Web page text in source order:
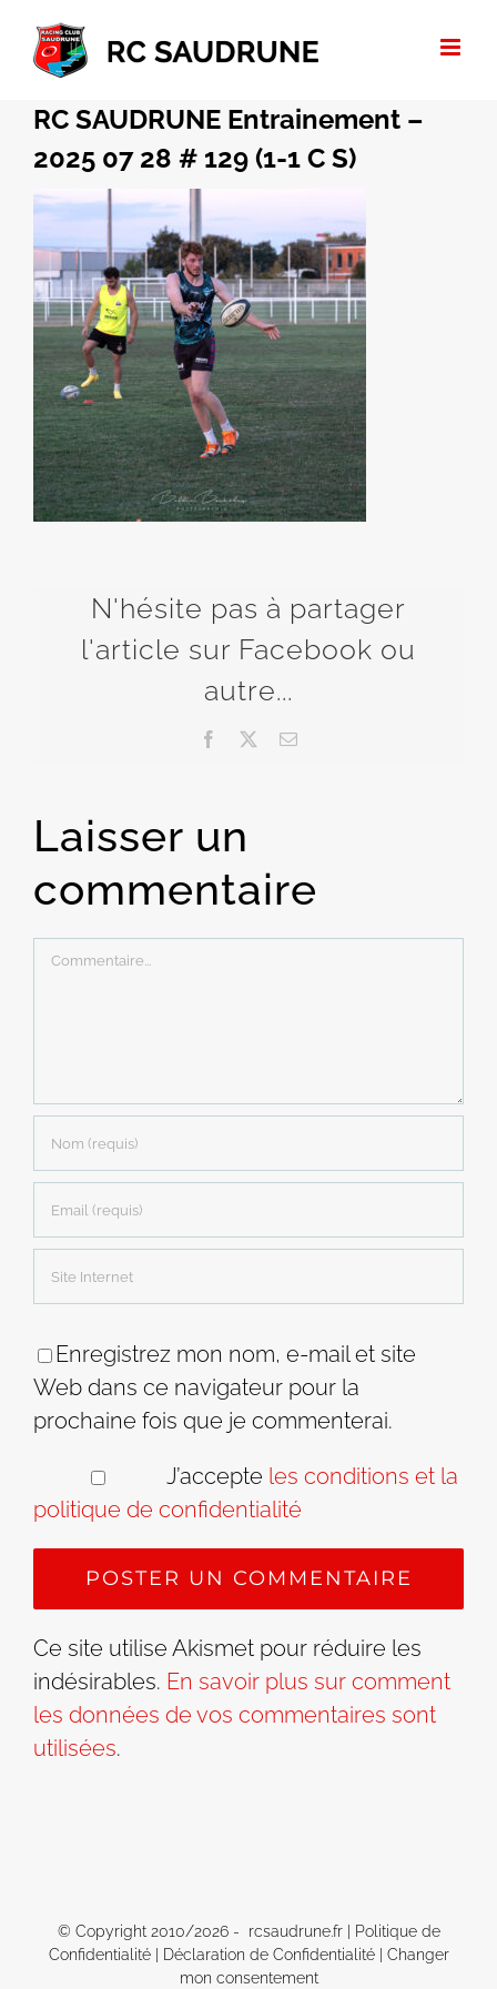
Passer
contenu
RC SAUDRUNE Entrainement –
2025 07 28 # 129 (1-1 C S)
N'hésite pas à partager
l'article sur Facebook ou
autre...
Facebook Email
Laisser un
commentaire
Commentaire
Enregistrez mon nom, e-mail et site
Web dans ce navigateur pour la
prochaine fois que je commenterai.
J’accepte les conditions et la
politique de confidentialité
Ce site utilise Akismet pour réduire les
indésirables. En savoir plus sur comment
les données de vos commentaires sont
utilisées.
© Copyright 2010/2026 - rcsaudrune.fr |
Politique de
Confidentialité| Déclaration de Confidentialité| Changer
mon consentement